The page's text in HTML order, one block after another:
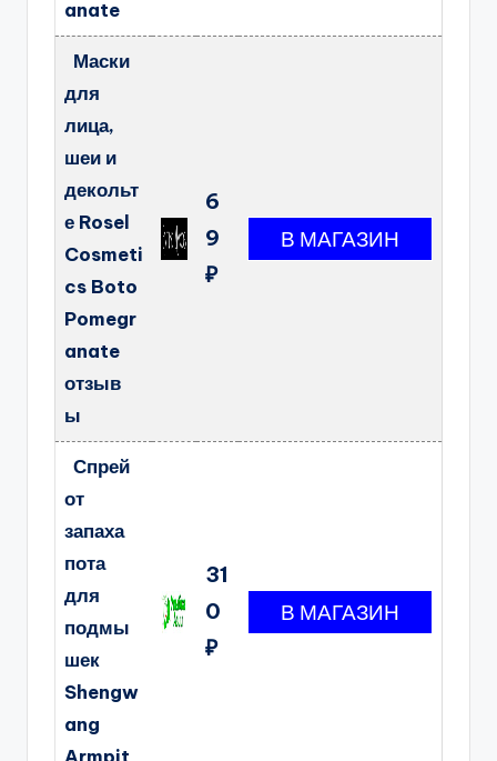
anate
Маски
для
лица,
шеи и
декольт
е Rosel
Cosmeti
cs Boto
Pomegr
anate
отзыв
ы
6
9
₽
Спрей
от
запаха
пота
для
подмы
шек
Shengw
ang
31
0
₽